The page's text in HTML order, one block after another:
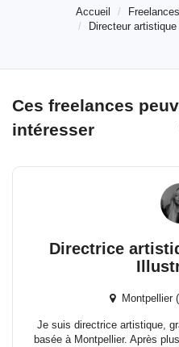
Accueil Freelances
Directeur
Ces freelances
intéresser
Directrice
Montpellier
Je suis directrice artistique,
basée à Montpellier. Après